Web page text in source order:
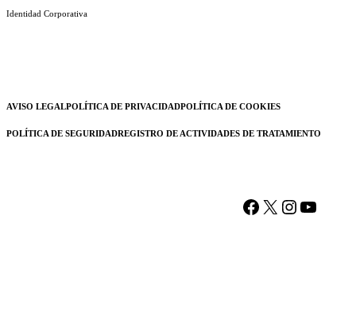
Identidad Corporativa
AVISO LEGALPOLÍTICA DE PRIVACIDADPOLÍTICA DE COOKIES
POLÍTICA DE SEGURIDADREGISTRO DE ACTIVIDADES DE TRATAMIENTO
Facebook
X Instagram